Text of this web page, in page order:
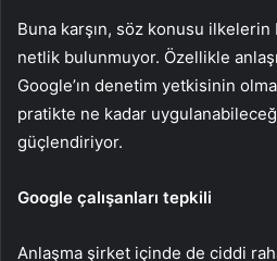
Buna karşın, söz konusu ilkelerin
netlik bulunmuyor. Özellikle
Google’ın denetim yetkisinin
pratikte ne kadar
güçlendiriyor.
Google çalışanları tepkili
Anlaşma şirket içinde de ciddi